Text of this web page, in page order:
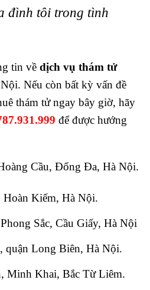
đình tôi trong tình
tin về dịch vụ thám tử
Nếu còn bất kỳ vấn đề
thám tử ngay bây giờ, hãy
để được hướng
Cầu, Đống Đa, Hà Nội.
Kiếm, Hà Nội.
Sắc, Cầu Giấy, Hà Nội
quận Long Biên, Hà Nội.
Minh Khai, Bắc Từ Liêm.